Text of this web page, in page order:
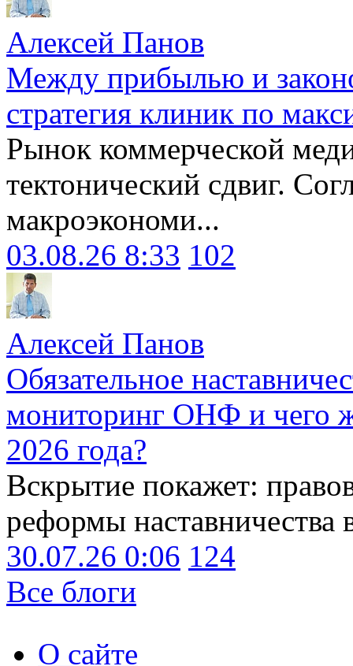
Алексей Панов
Между прибылью и
стратегия клиник по
Рынок коммерческой
тектонический сдвиг.
макроэкономи...
03.08.26 8:33 102
Алексей Панов
Обязательное
мониторинг ОНФ и чего
2026 года?
Вскрытие покажет:
реформы наставничества
30.07.26 0:06 124
Все блоги
О сайте